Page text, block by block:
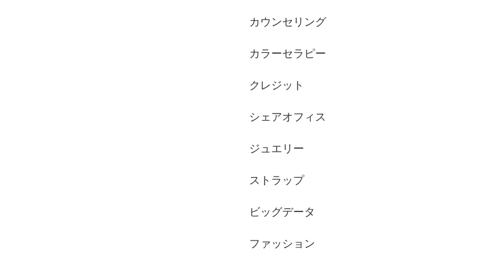
カウンセリング
カラーセラピー
クレジット
シェアオフィス
ジュエリー
ストラップ
ビッグデータ
ファッション